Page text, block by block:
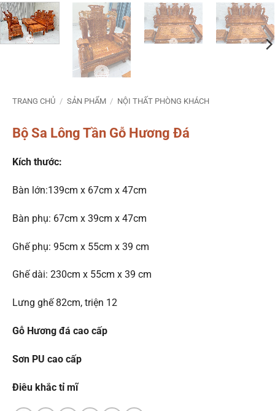
TRANG CHỦ / SẢN PHẨM / NỘI THẤT PHÒNG KHÁCH
Bộ Sa Lông Tần Gỗ Hương Đá
Kích thước:
Bàn lớn:139cm x 67cm x 47cm
Bàn phụ: 67cm x 39cm x 47cm
Ghế phụ: 95cm x 55cm x 39 cm
Ghế dài: 230cm x 55cm x 39 cm
Lưng ghế 82cm, triện 12
Gỗ Hương đá cao cấp
Sơn PU cao cấp
Điêu khắc tỉ mĩ